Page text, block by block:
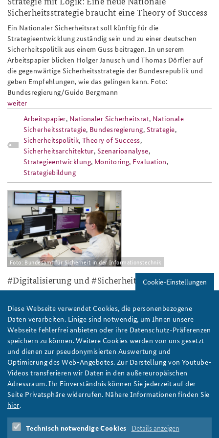
Anfahrt
Freundeskreis
Deutsches Forum Sicherheitspolitik
Arbeitskreis "Junge Sicherheitspolitiker"
Das Sicherheitspolitische Gespräch an der BAKS
Studierendenkonferenz Sicherheitspolitik gestalten
Newsletter-Archiv
Sicherheitsstrategie braucht eine Theory of Success
Ein Nationaler Sicherheitsrat soll künftig für die
Strategieentwicklung zuständig sein und zu einer deutschen
Sicherheitspolitik aus einem Guss beitragen. In unserem
Arbeitspapier blicken Holger Janusch und Thomas Dörfler auf
die gegenwärtige Sicherheitsstrategie der Bundesrepublik und
geben Empfehlungen, wie das gelingen kann. Foto:
Bundesregierung/Guido Bergmann
weiter
Arbeitspapier, Nationaler Sicherheitsrat, Nationale
Sicherheitsstrategie, Bundesregierung, Strategie,
Sicherheitspolitik,Theory of Success,
Sicherheitsarchitektur, Szenarioanalyse,
Strategieentwicklung, Monitoring, Evaluation,
Strategiebildung
ks18_cybersicherheit_slider.png
Foto: Bundesamt für Sicherheit in der Informationstechnik
#Digitalisierung und #Sicherheit - in 30 Sekunden
Cybersicherheit - in 30 Sekunden. Und für alle, die mehr
erfahren wollen, geht Seminarteilnehmerin Henrike Stein-Ratjen
auch weiter ins Detail.
weiter
Kernseminar,Digitalisierung,Cyber-Sicherheit,
Sicherheitsarchitektur,Seminare
Arbeitspapier: Die Mär von der multipolaren
Weltordnung
Hegemonie in der Sicherheitsarchitektur befasst sich Matthias
Cookie-Einstellungen
Diese Webseite verwendet Cookies, die personenbezogene
Daten verarbeiten. Einige sind notwendig, um Ihnen unsere
Webseite fehlerfrei anbieten oder ihre Datenschutz-Präferenzen
speichern zu können. Weitere Cookies werden von uns gesetzt
und dienen zur pseudonymisierten Auswertung und
Optimierung des Web-Angebotes. Zur Darstellung von Youtube-
Videos transferieren wir Daten in den außereuropäischen
Adressraum. Ihr Einverständnis können Sie jederzeit auf der
Seite Privatsphäre widerrufen. Nähere Informationen finden Sie
hier.
Technisch notwendige Cookies Details anzeigen